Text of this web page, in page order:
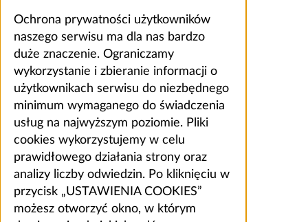
Ochrona prywatności użytkowników
naszego serwisu ma dla nas bardzo
duże znaczenie. Ograniczamy
wykorzystanie i zbieranie informacji o
użytkownikach serwisu do niezbędnego
minimum wymaganego do świadczenia
usług na najwyższym poziomie. Pliki
cookies wykorzystujemy w celu
prawidłowego działania strony oraz
analizy liczby odwiedzin. Po kliknięciu w
przycisk „USTAWIENIA COOKIES”
możesz otworzyć okno, w którym